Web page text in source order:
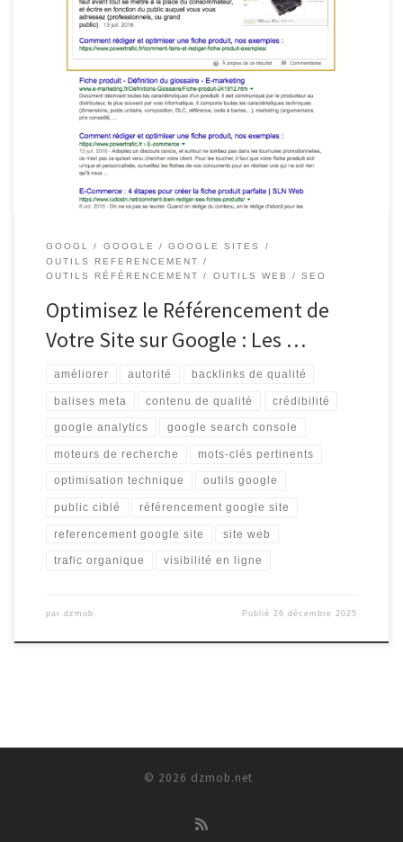
Article sur le Référencement Google Site Référencement Google
Site : Comment Améliorer la Visibilité de Votre Site Web Le
référencement sur Google est un aspect crucial pour toute
entreprise ou site web cherchant à augmenter sa visibilité en ligne.
Lorsqu’il s’agit d’optimiser le référencement de votre site sur
Google, il […]
GOOGL GOOGLE
GOOGLE SITES
OUTILS REFERENCEMENT
OUTILS RÉFÉRENCEMENT
OUTILS WEB SEO
Optimisez le Référencement de
Votre Site sur Google : Les …
améliorer autorité backlinks de qualité
balises meta contenu de qualité crédibilité
google analytics google search console
moteurs de recherche mots-clés pertinents
optimisation technique outils google
public ciblé référencement google site
referencement google site site web
trafic organique visibilité en ligne
par dzmob Publié 26 décembre 2025
© 2026 dzmob.net